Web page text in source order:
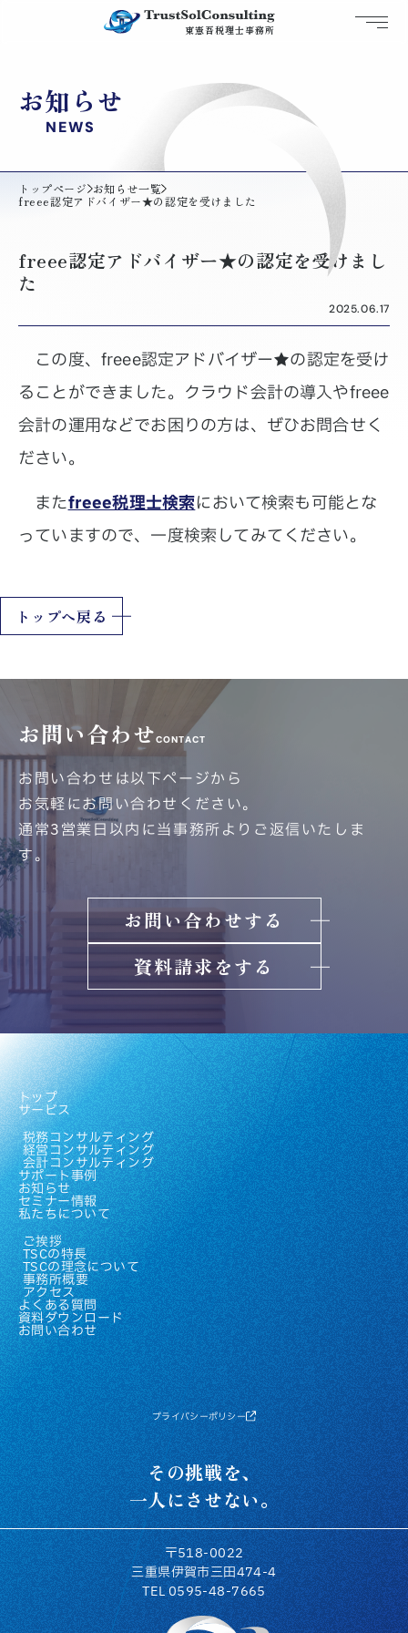
東憲吾税理士事務所
トラストソルコンサルティング
お知らせ
NEWS
トップページ お知らせ一覧
freee認定アドバイザー★の認定を受けました
freee認定アドバイザー★の認定を受けまし
た
2025.06.17
この度、freee認定アドバイザー★の認定を受け
ることができました。クラウド会計の導入やfreee
会計の運用などでお困りの方は、ぜひお問合せく
ださい。
またfreee税理士検索において検索も可能とな
っていますので、一度検索してみてください。
トップへ戻る
お問い合わせCONTACT
お問い合わせは以下ページから
お気軽にお問い合わせください。
通常3営業日以内に当事務所よりご返信いたしま
す。
お問い合わせする
資料請求をする
その挑戦を、
一人にさせない。
〒518-0022
三重県伊賀市三田474-4
TEL 0595-48-7665
プライバシーポリシー
トップ
サービス
税務コンサルティング
経営コンサルティング
会計コンサルティング
サポート事例
お知らせ
セミナー情報
私たちについて
ご挨拶
TSCの特長
TSCの理念について
事務所概要
アクセス
よくある質問
資料ダウンロード
お問い合わせ